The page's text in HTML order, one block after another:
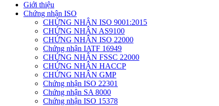
Giới thiệu
Chứng nhận ISO
CHỨNG NHẬN ISO 9001:2015
CHỨNG NHẬN AS9100
CHỨNG NHẬN ISO 22000
Chứng nhận IATF 16949
CHỨNG NHẬN FSSC 22000
CHỨNG NHẬN HACCP
CHỨNG NHẬN GMP
Chứng nhận ISO 22301
Chứng nhận SA 8000
Chứng nhận ISO 15378